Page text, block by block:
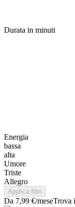
Durata in minuti
Energia
bassa
alta
Umore
Triste
Allegro
Applica filtri
Da 7,99 €/meseTrova